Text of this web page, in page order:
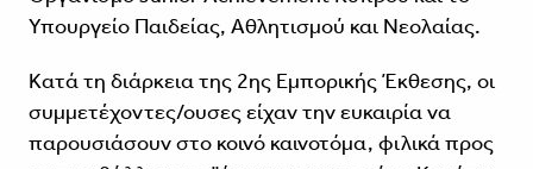
Υπουργείο Παιδείας, Αθλητισμού και Νεολαίας.
Κατά τη διάρκεια της 2ης Εμπορικής Έκθεσης, οι
συμμετέχοντες/ουσες είχαν την ευκαιρία να
παρουσιάσουν στο κοινό καινοτόμα, φιλικά προς